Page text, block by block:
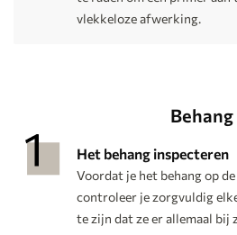
vlekkeloze afwerking.
Behang
Het behang inspecteren
Voordat je het behang op
controleer je zorgvuldig
te zijn dat ze er allemaal bij